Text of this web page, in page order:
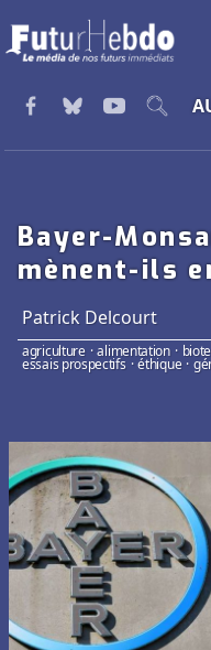
Bayer-
mènent-ils
Patrick Delcourt
agriculture · alimentation ·
essais prospectifs · éthique ·